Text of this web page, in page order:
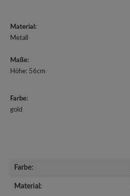
Material:
Metall
Maße:
Höhe: 56cm
Farbe:
gold
Farbe:
Material: